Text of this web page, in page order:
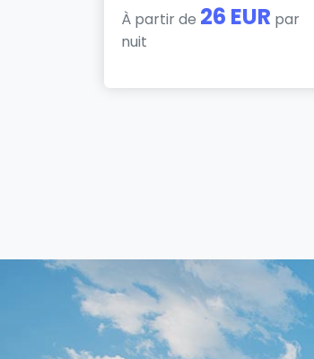
À partir de 26 EUR par
nuit